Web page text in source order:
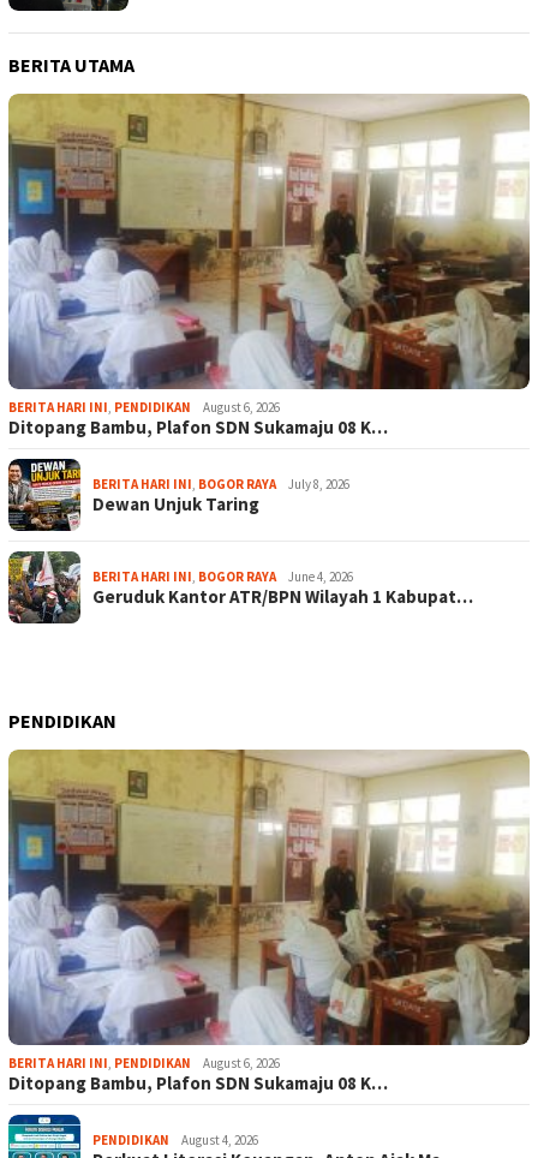
BERITA UTAMA
BERITA HARI INI, PENDIDIKAN August 6, 2026
Ditopang Bambu, Plafon SDN Sukamaju 08 K…
BERITA HARI INI, BOGOR RAYA July 8, 2026
Dewan Unjuk Taring
BERITA HARI INI, BOGOR RAYA June 4, 2026
Geruduk Kantor ATR/BPN Wilayah 1 Kabupat…
PENDIDIKAN
BERITA HARI INI, PENDIDIKAN August 6, 2026
Ditopang Bambu, Plafon SDN Sukamaju 08 K…
PENDIDIKAN August 4, 2026